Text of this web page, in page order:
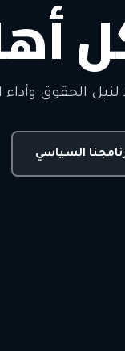
الحقوق وأداء
السياسي